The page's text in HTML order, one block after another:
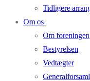
Tidligere
Om os
Om foreningen
Bestyrelsen
Vedtægter